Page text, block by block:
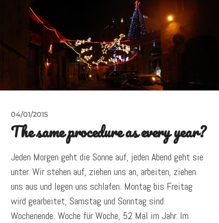
04/01/2015
The same procedure as every year?
Jeden Morgen geht die Sonne auf, jeden Abend geht sie
unter. Wir stehen auf, ziehen uns an, arbeiten, ziehen
uns aus und legen uns schlafen. Montag bis Freitag
wird gearbeitet, Samstag und Sonntag sind
Wochenende. Woche für Woche, 52 Mal im Jahr. Im